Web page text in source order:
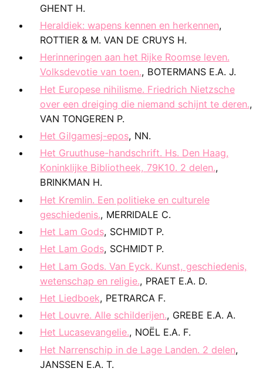
GHENT H.
Heraldiek: wapens kennen en herkennen,
ROTTIER & M. VAN DE CRUYS H.
Herinneringen aan het Rijke Roomse leven.
Volksdevotie van toen., BOTERMANS E.A. J.
Het Europese nihilisme. Friedrich Nietzsche
over een dreiging die niemand schijnt te deren.,
VAN TONGEREN P.
Het Gilgamesj-epos, NN.
Het Gruuthuse-handschrift. Hs. Den Haag,
Koninklijke Bibliotheek, 79K10. 2 delen.,
BRINKMAN H.
Het Kremlin. Een politieke en culturele
geschiedenis., MERRIDALE C.
Het Lam Gods, SCHMIDT P.
Het Lam Gods, SCHMIDT P.
Het Lam Gods. Van Eyck. Kunst, geschiedenis,
wetenschap en religie., PRAET E.A. D.
Het Liedboek, PETRARCA F.
Het Louvre. Alle schilderijen., GREBE E.A. A.
Het Lucasevangelie., NOËL E.A. F.
Het Narrenschip in de Lage Landen. 2 delen,
JANSSEN E.A. T.